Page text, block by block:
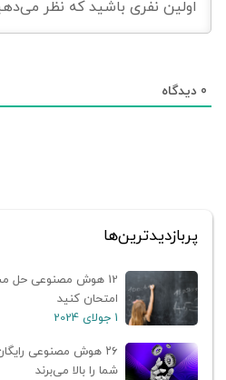
0 دیدگاه‌
پربازدیدترین‌ها
امتحان کنید
1 جولای 2024
۲۶ هوش مصنوعی
شما را بالا می‌برند